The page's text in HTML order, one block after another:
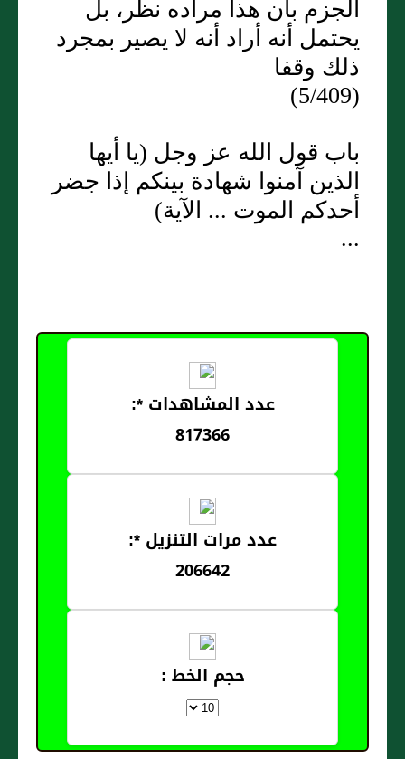
الجزم بأن هذا مراده نظر، بل
يحتمل أنه أراد أنه لا يصير بمجرد
ذلك وقفا
(5/409)
باب قول الله عز وجل (يا أيها
الذين آمنوا شهادة بينكم إذا جضر
أحدكم الموت ... الآية)
...
عدد المشاهدات *:
817366
عدد مرات التنزيل *:
206642
حجم الخط :